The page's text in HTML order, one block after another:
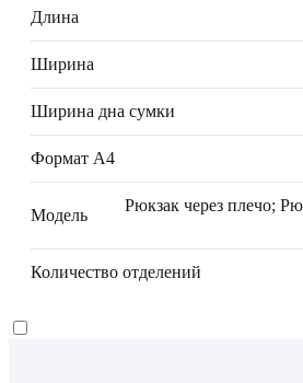
Длина
Ширина
Ширина дна сумки
Формат А4
Модель
Рюкзак через плечо;
Количество отделений